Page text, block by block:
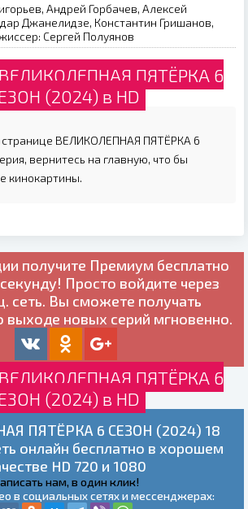
Андрей Горбачев, Алексей
Джанелидзе, Константин Гришанов,
Сергей Полуянов
ПЯТЁРКА 6
(2024) в HD
странице ВЕЛИКОЛЕПНАЯ ПЯТЁРКА 6
вернитесь на главную, что бы
кинокартины.
получите Премиум бесплатно
Просто войдите через
сеть. Вы сможете получать
выходе новых серий мгновенно.
ПЯТЁРКА 6
(2024) в HD
ПЯТЁРКА 6 СЕЗОН (2024) 18
онлайн бесплатно в хорошем
HD 720 и 1080
нам, в один клик!
в социальных сетях и мессенджерах: